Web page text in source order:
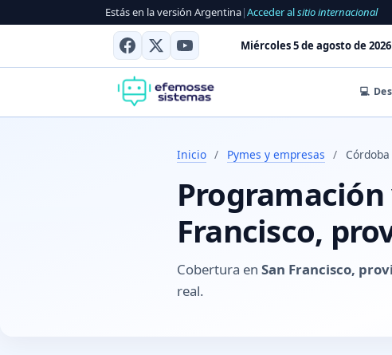
Estás en la versión Argentina|Acceder alsitio internacional
Miércoles 5 de agosto de 2026
💻
Inicio / Pymes y empresas /
Francisco,
Cobertura en San Francisco,
real.